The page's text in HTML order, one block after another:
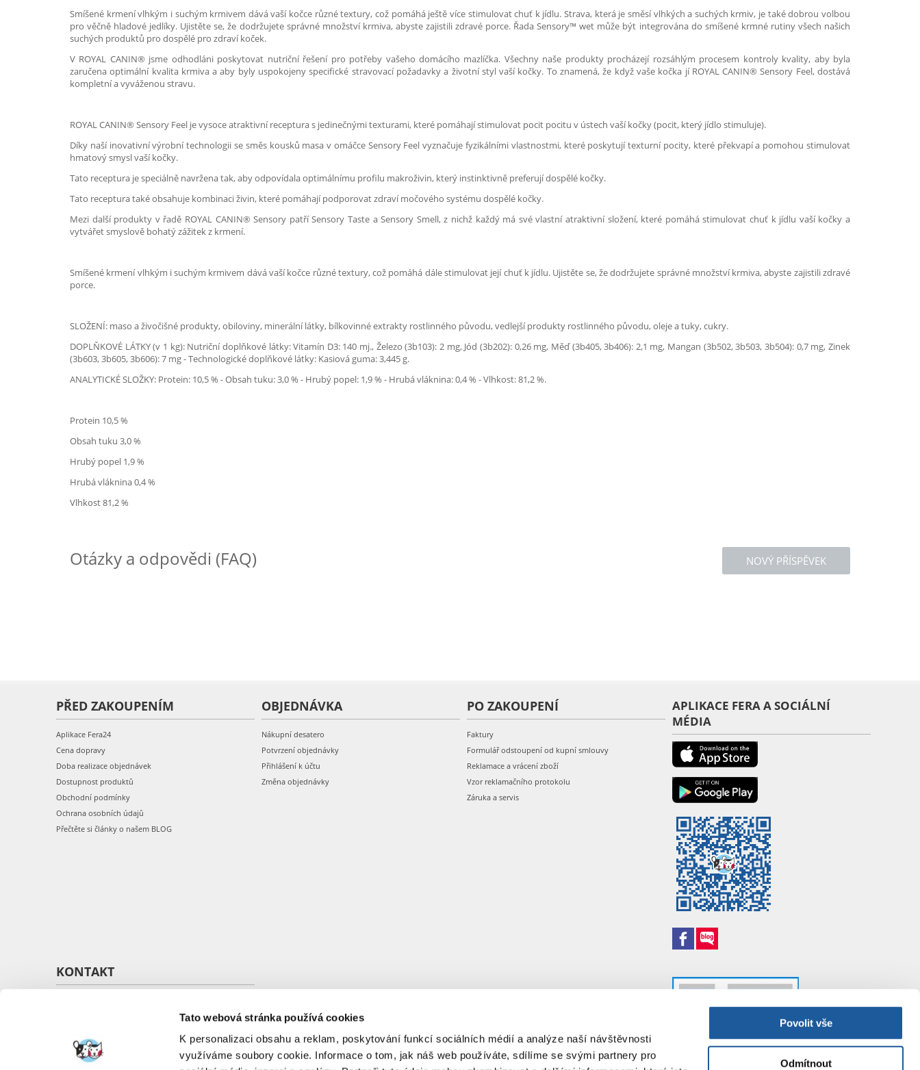
Tato webová stránka používá cookies
K personalizaci obsahu a reklam, poskytování funkcí sociálních médií a analýze naší návštěvnosti
využíváme soubory cookie. Informace o tom, jak náš web používáte, sdílíme se svými partnery pro
Povolit vše
Odmítnout
Smíšené krmení vlhkým i suchým krmivem dává vaší kočce různé textury, což pomáhá ještě více stimulovat chuť k jídlu. Strava, která je směsí vlhkých a suchých krmiv, je také dobrou volbou
pro věčně hladové jedlíky. Ujistěte se, že dodržujete správné množství krmiva, abyste zajistili zdravé porce. Řada Sensory™ wet může být integrována do smíšené krmné rutiny všech našich
suchých produktů pro dospělé pro zdraví koček.
V ROYAL CANIN® jsme odhodláni poskytovat nutriční řešení pro potřeby vašeho domácího mazlíčka. Všechny naše produkty procházejí rozsáhlým procesem kontroly kvality, aby byla
zaručena optimální kvalita krmiva a aby byly uspokojeny specifické stravovací požadavky a životní styl vaší kočky. To znamená, že když vaše kočka jí ROYAL CANIN® Sensory Feel, dostává
kompletní a vyváženou stravu.
ROYAL CANIN® Sensory Feel je vysoce atraktivní receptura s jedinečnými texturami, které pomáhají stimulovat pocit pocitu v ústech vaší kočky (pocit, který jídlo stimuluje).
Díky naší inovativní výrobní technologii se směs kousků masa v omáčce Sensory Feel vyznačuje fyzikálními vlastnostmi, které poskytují texturní pocity, které překvapí a pomohou stimulovat
hmatový smysl vaší kočky.
Tato receptura je speciálně navržena tak, aby odpovídala optimálnímu profilu makroživin, který instinktivně preferují dospělé kočky.
Tato receptura také obsahuje kombinaci živin, které pomáhají podporovat zdraví močového systému dospělé kočky.
Mezi další produkty v řadě ROYAL CANIN® Sensory patří Sensory Taste a Sensory Smell, z nichž každý má své vlastní atraktivní složení, které pomáhá stimulovat chuť k jídlu vaší kočky a
vytvářet smyslově bohatý zážitek z krmení.
Smíšené krmení vlhkým i suchým krmivem dává vaší kočce různé textury, což pomáhá dále stimulovat její chuť k jídlu. Ujistěte se, že dodržujete správné množství krmiva, abyste zajistili zdravé
porce.
SLOŽENÍ: maso a živočišné produkty, obiloviny, minerální látky, bílkovinné extrakty rostlinného původu, vedlejší produkty rostlinného původu, oleje a tuky, cukry.
DOPLŇKOVÉ LÁTKY (v 1 kg): Nutriční doplňkové látky: Vitamín D3: 140 mj., Železo (3b103): 2 mg, Jód (3b202): 0,26 mg, Měď (3b405, 3b406): 2,1 mg, Mangan (3b502, 3b503, 3b504): 0,7 mg, Zinek
(3b603, 3b605, 3b606): 7 mg - Technologické doplňkové látky: Kasiová guma: 3,445 g.
ANALYTICKÉ SLOŽKY: Protein: 10,5 % - Obsah tuku: 3,0 % - Hrubý popel: 1,9 % - Hrubá vláknina: 0,4 % - Vlhkost: 81,2 %.
Protein 10,5 %
Obsah tuku 3,0 %
Hrubý popel 1,9 %
Hrubá vláknina 0,4 %
Vlhkost 81,2 %
NOVÝ PŘÍSPĚVEK
Otázky a odpovědi (FAQ)
PŘED ZAKOUPENÍM
Aplikace Fera24
Cena dopravy
Doba realizace objednávek
Dostupnost produktů
Obchodní podmínky
Ochrana osobních údajů
Přečtěte si články o našem BLOG
OBJEDNÁVKA
Nákupní desatero
Potvrzení objednávky
Přihlášení k účtu
Změna objednávky
PO ZAKOUPENÍ
Faktury
Formulář odstoupení od kupní smlouvy
Reklamace a vrácení zboží
Vzor reklamačního protokolu
Záruka a servis
APLIKACE FERA A SOCIÁLNÍ
MÉDIA
KONTAKT